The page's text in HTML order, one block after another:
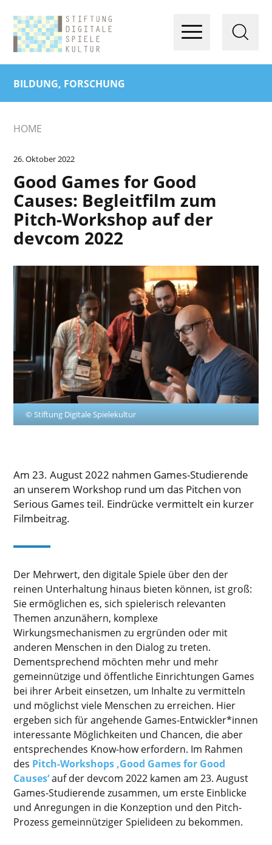
BILDUNG, FORSCHUNG
HOME
26. Oktober 2022
Good Games for Good
Causes: Begleitfilm zum
Pitch-Workshop auf der
devcom 2022
© Stiftung Digitale Spielekultur
Am 23. August 2022 nahmen Games-Studierende
an unserem Workshop rund um das Pitchen von
Serious Games teil. Eindrücke vermittelt ein kurzer
Filmbeitrag.
Der Mehrwert, den digitale Spiele über den der
reinen Unterhaltung hinaus bieten können, ist groß:
Sie ermöglichen es, sich spielerisch relevanten
Themen anzunähern, komplexe
Wirkungsmechanismen zu ergründen oder mit
anderen Menschen in den Dialog zu treten.
Dementsprechend möchten mehr und mehr
gemeinnützige und öffentliche Einrichtungen Games
bei ihrer Arbeit einsetzen, um Inhalte zu vermitteln
und möglichst viele Menschen zu erreichen. Hier
ergeben sich für angehende Games-Entwickler*innen
interessante Möglichkeiten und Chancen, die aber
entsprechendes Know-how erfordern. Im Rahmen
des Pitch-Workshops ‚Good Games for Good
Causes‘auf der devcom 2022 kamen am 23. August
Games-Studierende zusammen, um erste Einblicke
und Anregungen in die Konzeption und den Pitch-
Prozess gemeinnütziger Spielideen zu bekommen.